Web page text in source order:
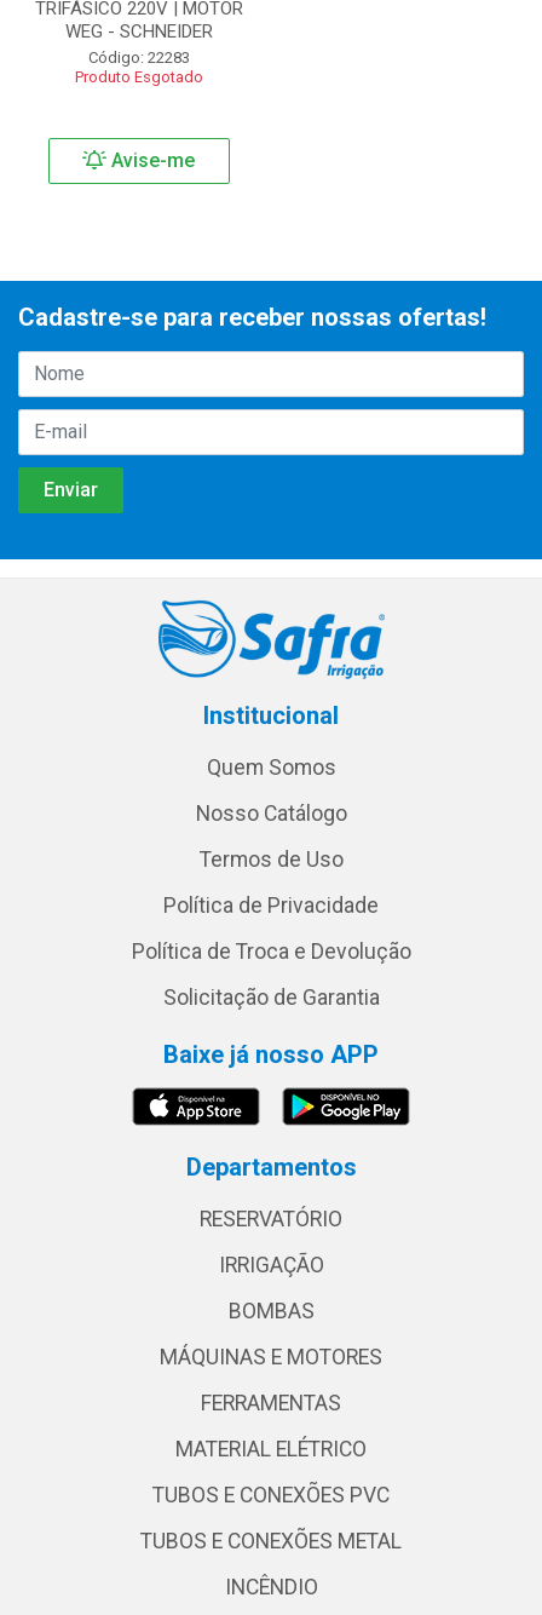
TRIFÁSICO 220V | MOTOR
WEG - SCHNEIDER
Código: 22283
Produto Esgotado
Avise-me
Cadastre-se para receber nossas ofertas!
Institucional
Quem Somos
Nosso Catálogo
Termos de Uso
Política de Privacidade
Política de Troca e Devolução
Solicitação de Garantia
Baixe já nosso APP
Departamentos
RESERVATÓRIO
IRRIGAÇÃO
BOMBAS
MÁQUINAS E MOTORES
FERRAMENTAS
MATERIAL ELÉTRICO
TUBOS E CONEXÕES PVC
TUBOS E CONEXÕES METAL
INCÊNDIO